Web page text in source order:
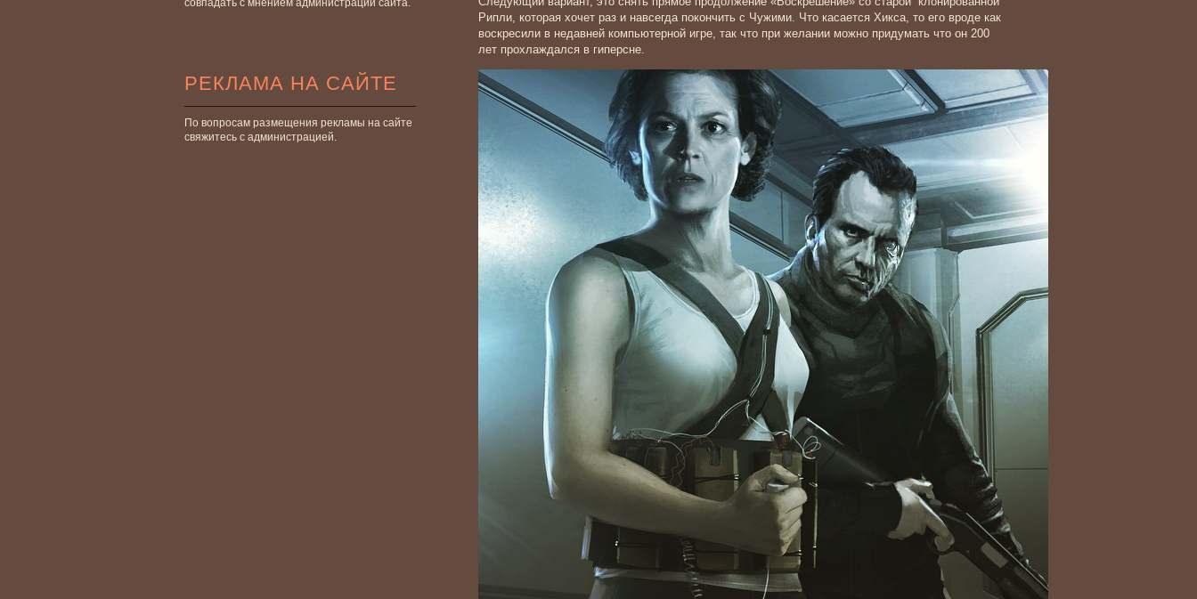
совпадать с мнением администрации сайта.
РЕКЛАМА НА САЙТЕ
По вопросам размещения рекламы на сайте
свяжитесь с администрацией.
Рипли, которая хочет раз и навсегда покончить с Чужими. Что касается Хикса, то его вроде как
воскресили в недавней компьютерной игре, так что при желании можно придумать что он 200
лет прохлаждался в гиперсне.